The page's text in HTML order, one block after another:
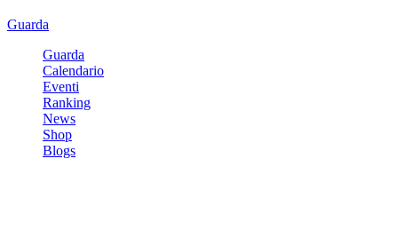
Guarda
Guarda
Calendario
Eventi
Ranking
News
Shop
Blogs